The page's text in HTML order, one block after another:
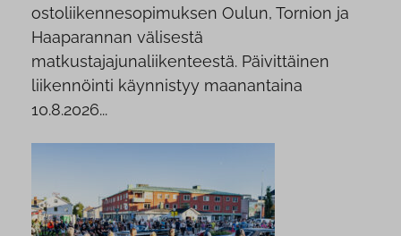
ostoliikennesopimuksen Oulun, Tornion ja
Haaparannan välisestä
matkustajajunaliikenteestä. Päivittäinen
liikennöinti käynnistyy maanantaina
10.8.2026...